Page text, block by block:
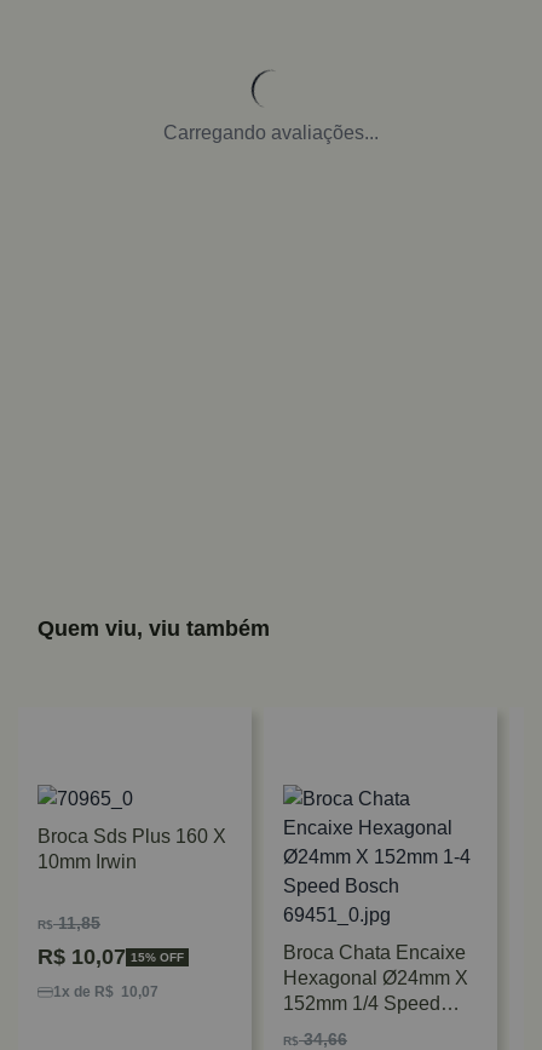
Carregando avaliações...
Quem viu, viu também
Broca Sds Plus 160 X
10mm Irwin
R$11,85
R$ 10,07 15% OFF
1x de R$ 10,07
Broca Chata Encaixe
Hexagonal Ø24mm X
152mm 1/4 Speed
Bosch
R$34,66